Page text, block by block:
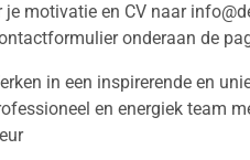
je motivatie en CV naar
onderaan de
in een inspirerende en
en energiek team